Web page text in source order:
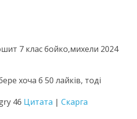
7 клас бойко,михели 2024
хоча б 50 лайків, тоді
46 Цитата | Скарга